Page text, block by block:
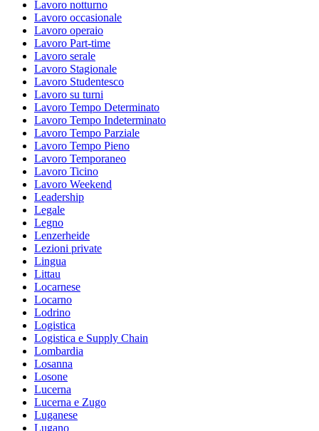
Lavoro notturno
Lavoro occasionale
Lavoro operaio
Lavoro Part-time
Lavoro serale
Lavoro Stagionale
Lavoro Studentesco
Lavoro su turni
Lavoro Tempo Determinato
Lavoro Tempo Indeterminato
Lavoro Tempo Parziale
Lavoro Tempo Pieno
Lavoro Temporaneo
Lavoro Ticino
Lavoro Weekend
Leadership
Legale
Legno
Lenzerheide
Lezioni private
Lingua
Littau
Locarnese
Locarno
Lodrino
Logistica
Logistica e Supply Chain
Lombardia
Losanna
Losone
Lucerna
Lucerna e Zugo
Luganese
Lugano